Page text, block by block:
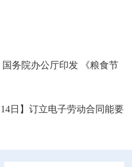
务院办公厅印发 《粮食节
14日】订立电子劳动合同能要